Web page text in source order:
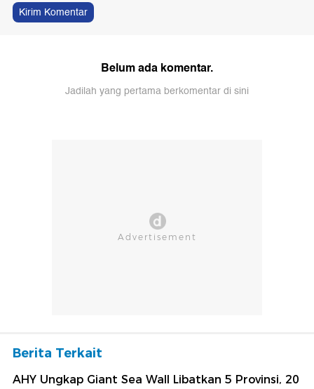
Kirim Komentar
Belum ada komentar.
Jadilah yang pertama berkomentar di sini
Berita Terkait
AHY Ungkap Giant Sea Wall Libatkan 5 Provinsi, 20